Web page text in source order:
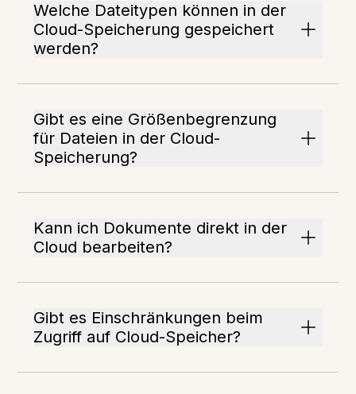
Welche Dateitypen können in der
Cloud-Speicherung gespeichert
werden?
Gibt es eine Größenbegrenzung
für Dateien in der Cloud-
Speicherung?
Kann ich Dokumente direkt in der
Cloud bearbeiten?
Gibt es Einschränkungen beim
Zugriff auf Cloud-Speicher?